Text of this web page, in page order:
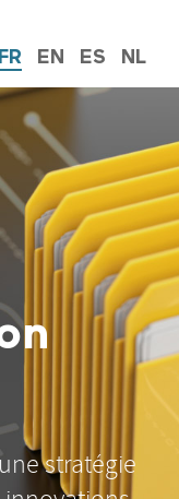
FR EN ES NL
stratégie